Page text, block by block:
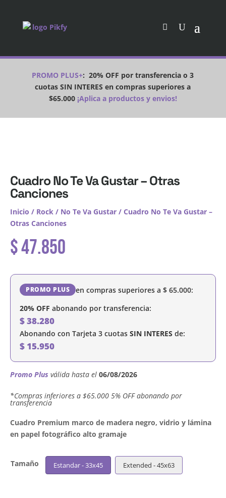
PROMO PLUS+:20% OFF por transferencia o 3
cuotas SIN INTERES en compras superiores a
$65.000¡Aplica a productos y envios!
Cuadro No Te Va Gustar – Otras
Canciones
Inicio / Rock / No Te Va Gustar / Cuadro No Te Va Gustar –
Otras Canciones
$47.850
PROMO PLUS en compras superiores a $ 65.000:
20% OFF abonando por transferencia:
$38.280
Abonando con Tarjeta 3 cuotas SIN INTERES de:
$ 15.950
Promo Plus válida hasta el 06/08/2026
´*Compras inferiores a $65.000 5% OFF abonando por
transferencia
Cuadro Premium marco de madera negro, vidrio y lámina
en papel fotográfico alto gramaje
Tamaño Estandar - 33x45 Extended - 45x63